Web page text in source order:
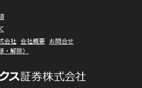
会社 会社概要 お問合せ
解除）